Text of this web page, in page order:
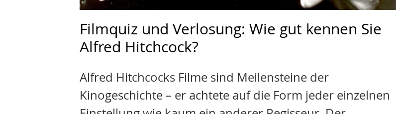
Filmquiz und Verlosung: Wie gut kennen Sie
Alfred Hitchcock?
Alfred Hitchcocks Filme sind Meilensteine der
Kinogeschichte – er achtete auf die Form jeder einzelnen